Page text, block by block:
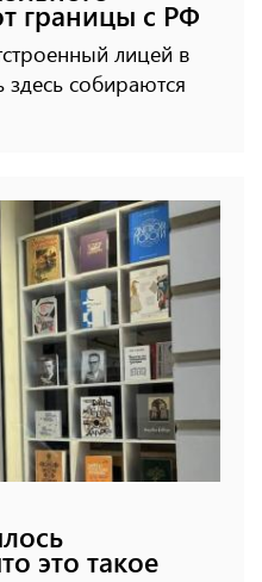
границы с РФ
лицей в
собираются
это такое